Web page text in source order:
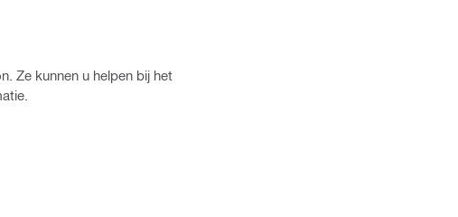
Ze kunnen u helpen bij het